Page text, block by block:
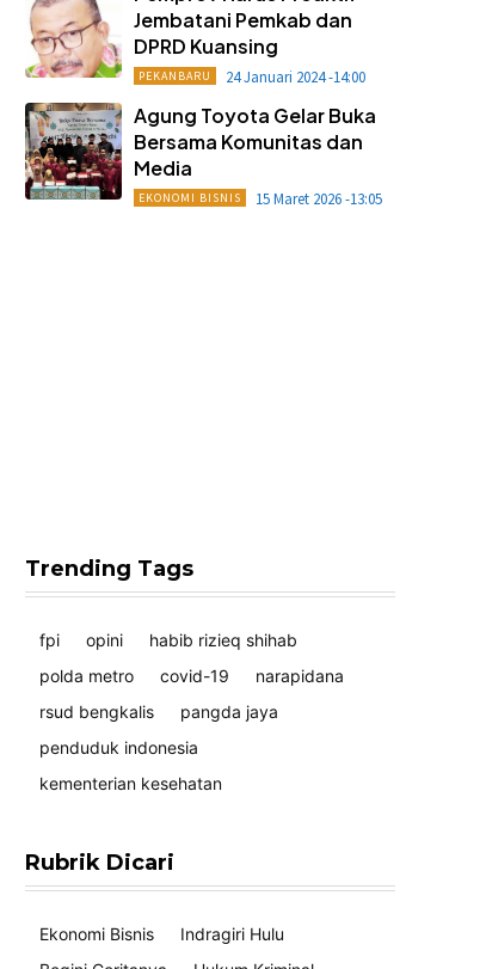
Jembatani Pemkab dan
DPRD Kuansing
PEKANBARU 24 Januari 2024 -14:00
Agung Toyota Gelar Buka
Bersama Komunitas dan
Media
EKONOMI BISNIS 15 Maret 2026 -13:05
Trending Tags
fpi opini
habib rizieq shihab
polda metro
covid-19
narapidana
rsud bengkalis
pangda jaya
penduduk indonesia
kementerian kesehatan
Rubrik Dicari
Ekonomi Bisnis
Indragiri Hulu